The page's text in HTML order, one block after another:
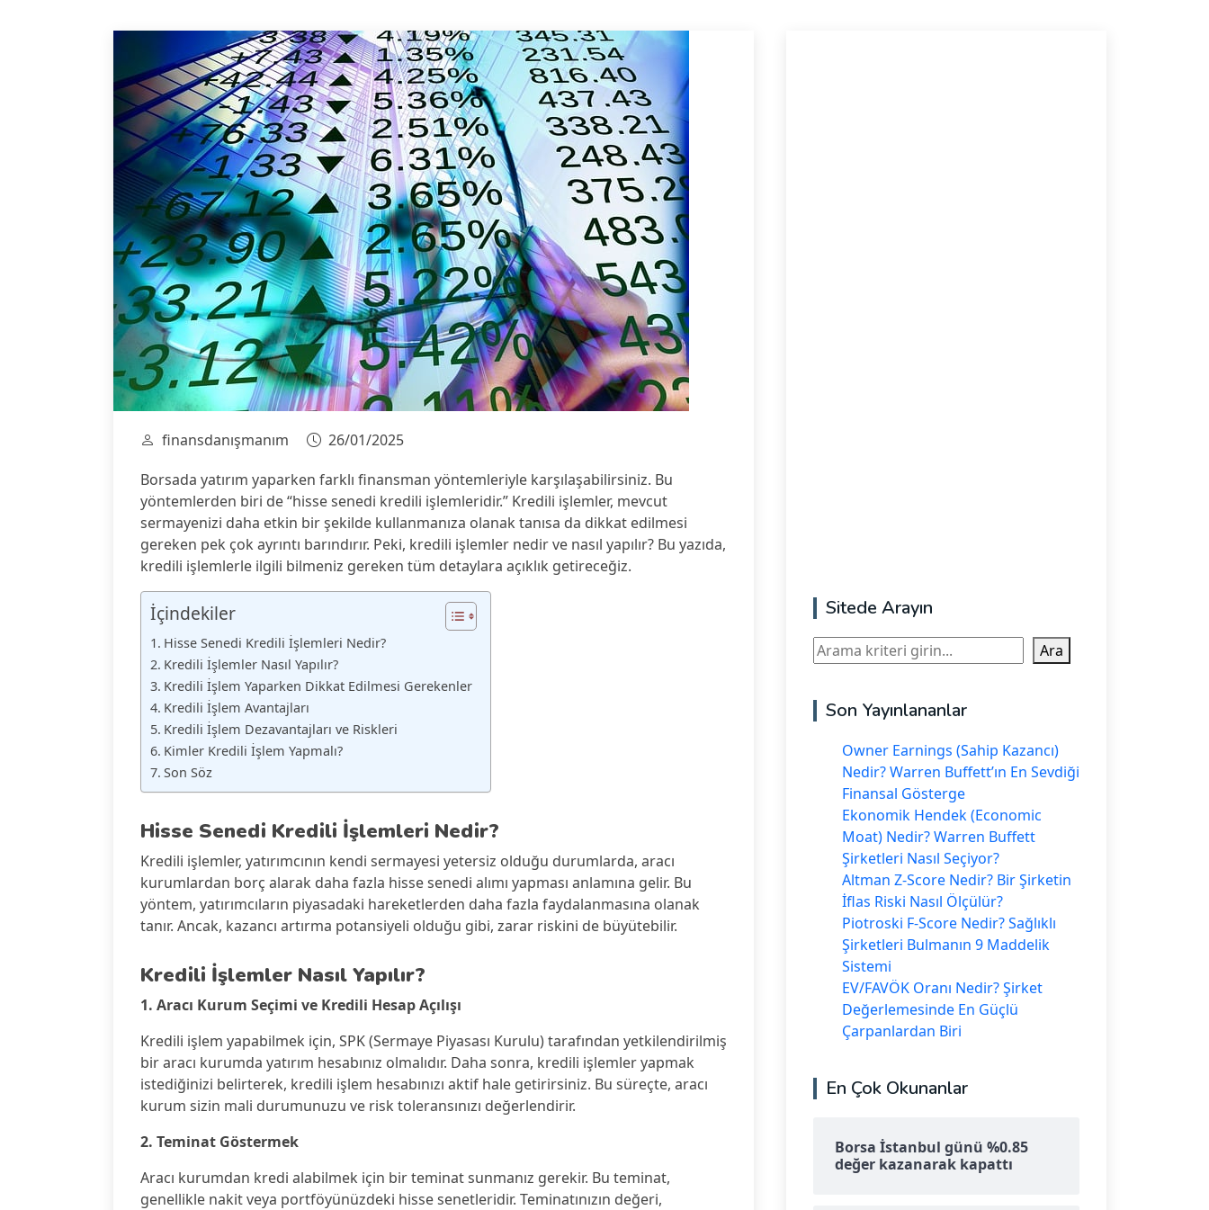
finansdanışmanım
26/01/2025
Borsada yatırım yaparken farklı finansman yöntemleriyle karşılaşabilirsiniz. Bu
yöntemlerden biri de “hisse senedi kredili işlemleridir.” Kredili işlemler, mevcut
sermayenizi daha etkin bir şekilde kullanmanıza olanak tanısa da dikkat edilmesi
gereken pek çok ayrıntı barındırır. Peki, kredili işlemler nedir ve nasıl yapılır? Bu yazıda,
kredili işlemlerle ilgili bilmeniz gereken tüm detaylara açıklık getireceğiz.
İçindekiler
Hisse Senedi Kredili İşlemleri Nedir?
Kredili İşlemler Nasıl Yapılır?
Kredili İşlem Yaparken Dikkat Edilmesi Gerekenler
Kredili İşlem Avantajları
Kredili İşlem Dezavantajları ve Riskleri
Kimler Kredili İşlem Yapmalı?
Son Söz
Hisse Senedi Kredili İşlemleri Nedir?
Kredili işlemler, yatırımcının kendi sermayesi yetersiz olduğu durumlarda, aracı
kurumlardan borç alarak daha fazla hisse senedi alımı yapması anlamına gelir. Bu
yöntem, yatırımcıların piyasadaki hareketlerden daha fazla faydalanmasına olanak
tanır. Ancak, kazancı artırma potansiyeli olduğu gibi, zarar riskini de büyütebilir.
Kredili İşlemler Nasıl Yapılır?
1. Aracı Kurum Seçimi ve Kredili Hesap Açılışı
Kredili işlem yapabilmek için, SPK (Sermaye Piyasası Kurulu) tarafından yetkilendirilmiş
bir aracı kurumda yatırım hesabınız olmalıdır. Daha sonra, kredili işlemler yapmak
istediğinizi belirterek, kredili işlem hesabınızı aktif hale getirirsiniz. Bu süreçte, aracı
kurum sizin mali durumunuzu ve risk toleransınızı değerlendirir.
2. Teminat Göstermek
Aracı kurumdan kredi alabilmek için bir teminat sunmanız gerekir. Bu teminat,
genellikle nakit veya portföyünüzdeki hisse senetleridir. Teminatınızın değeri,
Sitede Arayın
Ara Ara
Son Yayınlananlar
Owner Earnings (Sahip Kazancı)
Nedir? Warren Buffett’ın En Sevdiği
Finansal Gösterge
Ekonomik Hendek (Economic
Moat) Nedir? Warren Buffett
Şirketleri Nasıl Seçiyor?
Altman Z-Score Nedir? Bir Şirketin
İflas Riski Nasıl Ölçülür?
Piotroski F-Score Nedir? Sağlıklı
Şirketleri Bulmanın 9 Maddelik
Sistemi
EV/FAVÖK Oranı Nedir? Şirket
Değerlemesinde En Güçlü
Çarpanlardan Biri
En Çok Okunanlar
Borsa İstanbul günü %0.85
değer kazanarak kapattı